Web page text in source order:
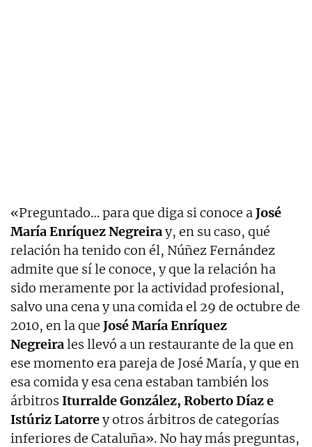
«Preguntado… para que diga si conoce aJosé
María Enríquez Negreiray, en su caso, qué
relación ha tenido con él, Núñez Fernández
admite que sí le conoce, y que la relación ha
sido meramente por la actividad profesional,
salvo una cena y una comida el 29 de octubre de
2010, en la que José María Enríquez
Negreirales llevó a un restaurante de la que en
ese momento era pareja de José María, y que en
esa comida y esa cena estaban también los
árbitros Iturralde González, Roberto Díaz e
Istúriz Latorrey otros árbitros de categorías
inferiores de Cataluña». No hay más preguntas,